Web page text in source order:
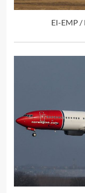
EI-EMP /